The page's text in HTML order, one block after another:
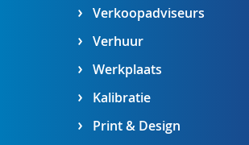
Verkoopadviseurs
Verhuur
Werkplaats
Kalibratie
Print & Design